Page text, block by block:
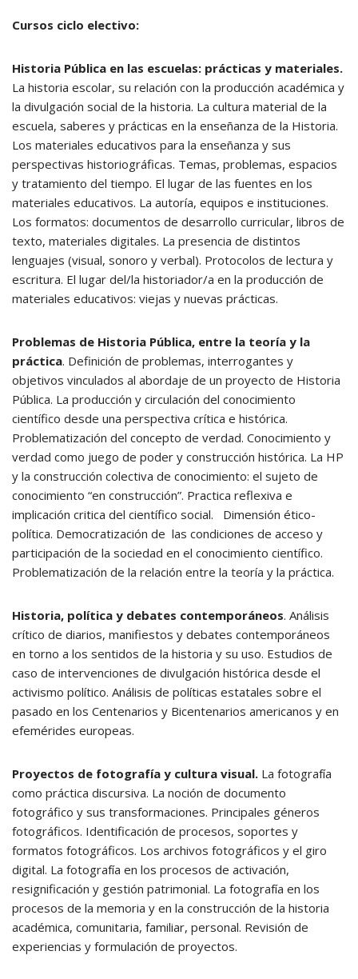
Cursos ciclo electivo:
Historia Pública en las escuelas: prácticas y materiales.
La historia escolar, su relación con la producción académica y
la divulgación social de la historia. La cultura material de la
escuela, saberes y prácticas en la enseñanza de la Historia.
Los materiales educativos para la enseñanza y sus
perspectivas historiográficas. Temas, problemas, espacios
y tratamiento del tiempo. El lugar de las fuentes en los
materiales educativos. La autoría, equipos e instituciones.
Los formatos: documentos de desarrollo curricular, libros de
texto, materiales digitales. La presencia de distintos
lenguajes (visual, sonoro y verbal). Protocolos de lectura y
escritura. El lugar del/la historiador/a en la producción de
materiales educativos: viejas y nuevas prácticas.
Problemas de Historia Pública, entre la teoría y la
práctica. Definición de problemas, interrogantes y
objetivos vinculados al abordaje de un proyecto de Historia
Pública. La producción y circulación del conocimiento
científico desde una perspectiva crítica e histórica.
Problematización del concepto de verdad. Conocimiento y
verdad como juego de poder y construcción histórica. La HP
y la construcción colectiva de conocimiento: el sujeto de
conocimiento “en construcción”. Practica reflexiva e
implicación critica del científico social. Dimensión ético-
política. Democratización de las condiciones de acceso y
participación de la sociedad en el conocimiento científico.
Problematización de la relación entre la teoría y la práctica.
Historia, política y debates contemporáneos. Análisis
crítico de diarios, manifiestos y debates contemporáneos
en torno a los sentidos de la historia y su uso. Estudios de
caso de intervenciones de divulgación histórica desde el
activismo político. Análisis de políticas estatales sobre el
pasado en los Centenarios y Bicentenarios americanos y en
efemérides europeas.
Proyectos de fotografía y cultura visual. La fotografía
como práctica discursiva. La noción de documento
fotográfico y sus transformaciones. Principales géneros
fotográficos. Identificación de procesos, soportes y
formatos fotográficos. Los archivos fotográficos y el giro
digital. La fotografía en los procesos de activación,
resignificación y gestión patrimonial. La fotografía en los
procesos de la memoria y en la construcción de la historia
académica, comunitaria, familiar, personal. Revisión de
experiencias y formulación de proyectos.